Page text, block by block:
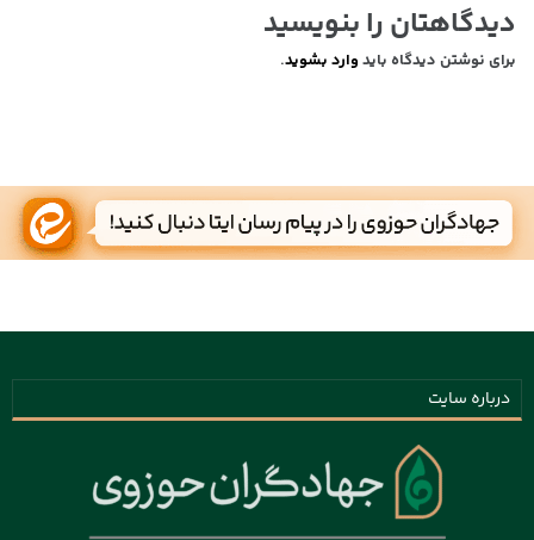
دیدگاهتان را بنویسید
برای نوشتن دیدگاه باید وارد بشوید.
درباره سایت